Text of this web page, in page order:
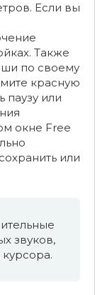
Если вы
Также
по своему
красную
паузу или
окне Free
или
звуков,